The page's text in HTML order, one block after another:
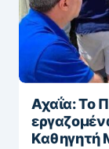
Αχαΐα: Το
Καθηγητή